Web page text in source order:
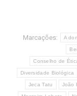
Marcações: A
Conselho de
Diversidade Biológica
Jeca Tatu João